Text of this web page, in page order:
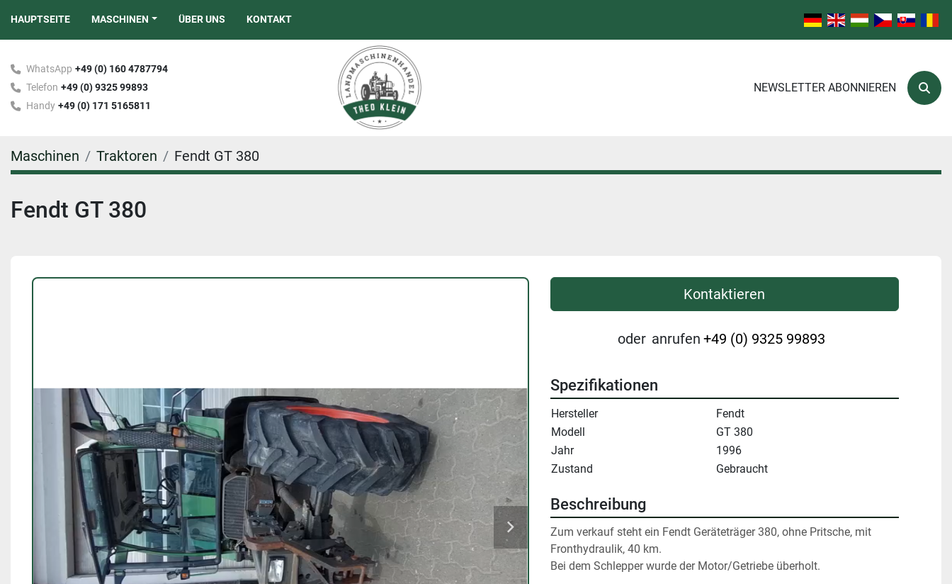
HAUPTSEITE MASCHINEN ÜBER UNS KONTAKT
WhatsApp +49 (0) 160 4787794
Telefon +49 (0) 9325 99893
Handy +49 (0) 171 5165811
NEWSLETTER ABONNIEREN
Maschinen Traktoren Fendt GT 380
Fendt GT 380
Kontaktieren
oder anrufen +49 (0) 9325 99893
Spezifikationen
Hersteller
Fendt
Modell
GT 380
Jahr
1996
Zustand
Gebraucht
Beschreibung
Zum verkauf steht ein Fendt Geräteträger 380, ohne Pritsche, mit
Fronthydraulik, 40 km.
Bei dem Schlepper wurde der Motor/Getriebe überholt.